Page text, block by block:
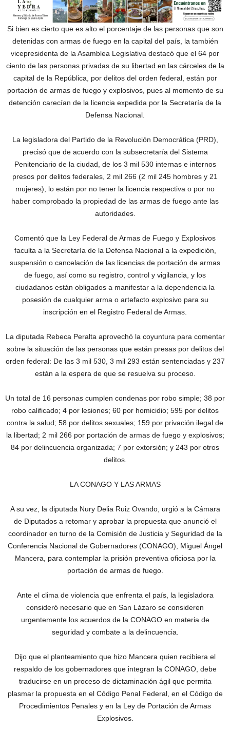
Si bien es cierto que es alto el porcentaje de las personas que son
detenidas con armas de fuego en la capital del país, la también
vicepresidenta de la Asamblea Legislativa destacó que el 64 por
ciento de las personas privadas de su libertad en las cárceles de la
capital de la República, por delitos del orden federal, están por
portación de armas de fuego y explosivos, pues al momento de su
detención carecían de la licencia expedida por la Secretaría de la
Defensa Nacional.
La legisladora del Partido de la Revolución Democrática (PRD),
precisó que de acuerdo con la subsecretaría del Sistema
Penitenciario de la ciudad, de los 3 mil 530 internas e internos
presos por delitos federales, 2 mil 266 (2 mil 245 hombres y 21
mujeres), lo están por no tener la licencia respectiva o por no
haber comprobado la propiedad de las armas de fuego ante las
autoridades.
Comentó que la Ley Federal de Armas de Fuego y Explosivos
faculta a la Secretaría de la Defensa Nacional a la expedición,
suspensión o cancelación de las licencias de portación de armas
de fuego, así como su registro, control y vigilancia, y los
ciudadanos están obligados a manifestar a la dependencia la
posesión de cualquier arma o artefacto explosivo para su
inscripción en el Registro Federal de Armas.
La diputada Rebeca Peralta aprovechó la coyuntura para comentar
sobre la situación de las personas que están presas por delitos del
orden federal: De las 3 mil 530, 3 mil 293 están sentenciadas y 237
están a la espera de que se resuelva su proceso.
Un total de 16 personas cumplen condenas por robo simple; 38 por
robo calificado; 4 por lesiones; 60 por homicidio; 595 por delitos
contra la salud; 58 por delitos sexuales; 159 por privación ilegal de
la libertad; 2 mil 266 por portación de armas de fuego y explosivos;
84 por delincuencia organizada; 7 por extorsión; y 243 por otros
delitos.
LA CONAGO Y LAS ARMAS
A su vez, la diputada Nury Delia Ruiz Ovando, urgió a la Cámara
de Diputados a retomar y aprobar la propuesta que anunció el
coordinador en turno de la Comisión de Justicia y Seguridad de la
Conferencia Nacional de Gobernadores (CONAGO), Miguel Ángel
Mancera, para contemplar la prisión preventiva oficiosa por la
portación de armas de fuego.
Ante el clima de violencia que enfrenta el país, la legisladora
consideró necesario que en San Lázaro se consideren
urgentemente los acuerdos de la CONAGO en materia de
seguridad y combate a la delincuencia.
Dijo que el planteamiento que hizo Mancera quien recibiera el
respaldo de los gobernadores que integran la CONAGO, debe
traducirse en un proceso de dictaminación ágil que permita
plasmar la propuesta en el Código Penal Federal, en el Código de
Procedimientos Penales y en la Ley de Portación de Armas
Explosivos.